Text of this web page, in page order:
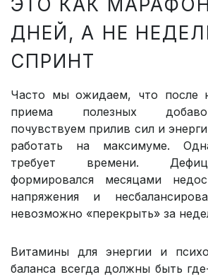
ЭТО КАК
ДНЕЙ, А НЕ
СПРИНТ
Часто мы ожидаем, что после
приема полезных
почувствуем прилив сил и
работать на максимуме.
требует времени.
формировался месяцами
напряжения и
невозможно «перекрыть» за
Витамины для энергии и
баланса всегда должны быть